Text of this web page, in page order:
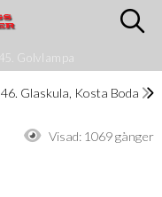
45. Golvlampa
46. Glaskula, Kosta Boda
Visad: 1069 gånger